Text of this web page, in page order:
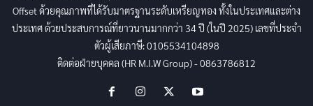
Offset ด้วยคุณภาพที่ได้รับมาตรฐานระดับเหรียญทอง ทั้งในประเทศและต่าง
ประเทศ ด้วยประสบการณ์ที่ยาวนานมากกว่า 34 ปี (ในปี 2025) เลขที่ประจำ
ตัวผู้เสียภาษี: 0105534104898
ติดต่อฝ่ายบุคคล (HR M.I.W Group) - 0863786812